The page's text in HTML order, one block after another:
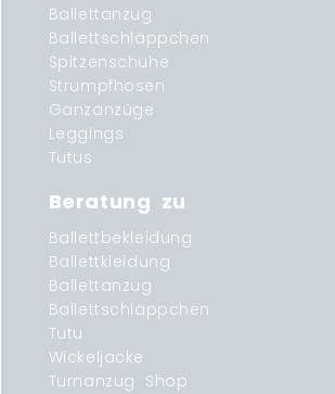
Ballettanzug
Ballettschläppchen
Spitzenschuhe
Strumpfhosen
Ganzanzüge
Leggings
Tutus
Beratung zu
Ballettbekleidung
Ballettkleidung
Ballettanzug
Ballettschläppchen
Tutu
Wickeljacke
Turnanzug Shop